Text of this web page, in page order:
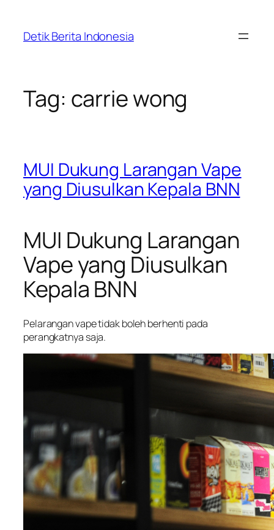
content
Detik Berita Indonesia
Tag: carrie wong
MUI Dukung Larangan Vape
yang Diusulkan Kepala BNN
MUI Dukung Larangan
Vape yang Diusulkan
Kepala BNN
Pelarangan vape tidak boleh berhenti pada
perangkatnya saja.